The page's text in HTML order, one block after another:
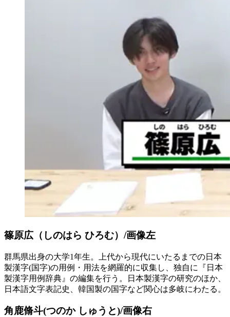
篠原広（しのはら ひろむ）/画像左
群馬県出身の大学1年生。上代から現代にいたるまでの日本
製漢字(国字)の用例・用法を網羅的に収集し、独自に『日本
製漢字用例辞典』の編集を行う。日本製漢字の研究のほか、
日本語文字表記史、韓国製の国字など関心は多岐にわたる。
角鹿脩斗(つのか しゅうと)/画像右